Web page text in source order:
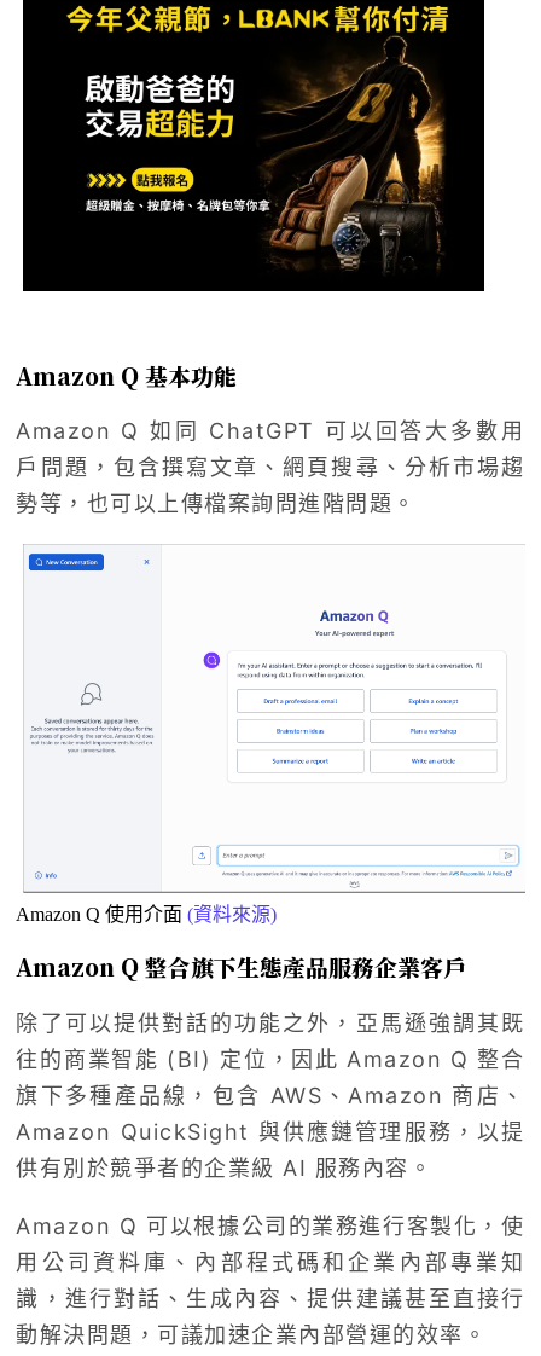
Amazon Q 基本功能
Amazon Q 如同 ChatGPT 可以回答大多數用
戶問題，包含撰寫文章、網頁搜尋、分析市場趨
勢等，也可以上傳檔案詢問進階問題。
Amazon Q 使用介面(資料來源)
Amazon Q 整合旗下生態產品服務企業客戶
除了可以提供對話的功能之外，亞馬遜強調其既
往的商業智能 (BI) 定位，因此 Amazon Q 整合
旗下多種產品線，包含 AWS、Amazon 商店、
Amazon QuickSight 與供應鏈管理服務，以提
供有別於競爭者的企業級 AI 服務內容。
Amazon Q 可以根據公司的業務進行客製化，使
用公司資料庫、內部程式碼和企業內部專業知
識，進行對話、生成內容、提供建議甚至直接行
動解決問題，可議加速企業內部營運的效率。